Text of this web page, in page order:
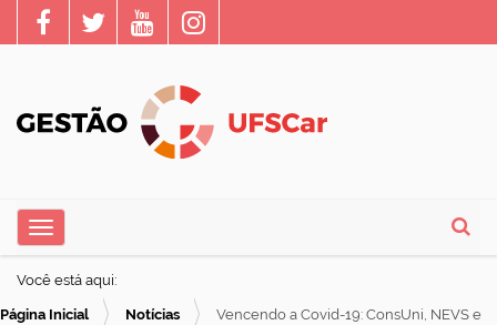
Busca
e
Toggle navigation
Você está aqui:
Página Inicial Notícias
Vencendo a Covid-19: ConsUni, NEVS e